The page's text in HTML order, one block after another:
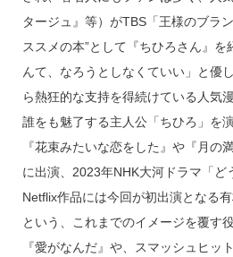
タージュ』等）がTBS「王様のブラ
ススメの本”として『ちひろさん』
んて、なろうとしなくていい」と優
ら熱狂的な支持を得続けている人気
誰をも魅了する主人公「ちひろ」を
『花束みたいな恋をした』や『月の
に出演、2023年NHK大河ドラマ「ど
Netflix作品には今回が初出演となる
という、これまでのイメージを覆す
『愛がなんだ』や、スマッシュヒッ